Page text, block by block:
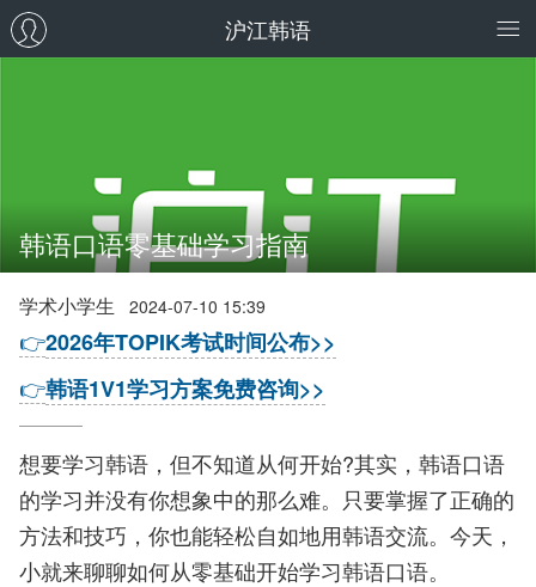
沪江韩语
韩语口语零基础学习指南
学术小学生 2024-07-10 15:39
👉2026年TOPIK考试时间公布>>
👉韩语1V1学习方案免费咨询>>
想要学习韩语，但不知道从何开始?其实，韩语口语
的学习并没有你想象中的那么难。只要掌握了正确的
方法和技巧，你也能轻松自如地用韩语交流。今天，
小就来聊聊如何从零基础开始学习韩语口语。